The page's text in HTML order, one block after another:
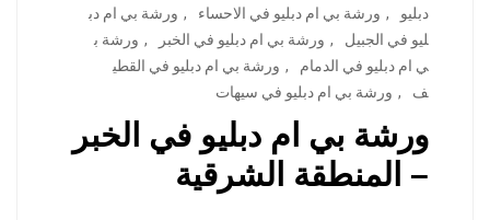
دبليو
, ورشة بي ام دبليو في الاحساء , ورشة بي ام دب
ليو في الجبيل
, ورشة بي ام دبليو في الخبر , ورشة ب
ي ام دبليو في الدمام
, ورشة بي ام دبليو في القطي
ف
, ورشة بي ام دبليو في سيهات
ورشة بي ام دبليو في الخبر
– المنطقة الشرقية